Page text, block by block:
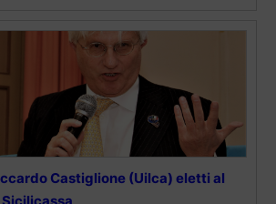
Castiglione (Uilca) eletti al